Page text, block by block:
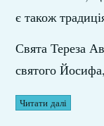
є також
Свята Тереза
святого
Читати далі